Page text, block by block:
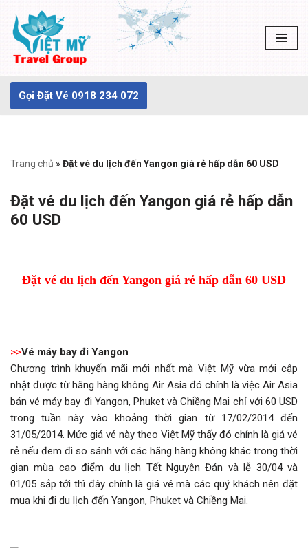
Chuyển
tới
dung
Gọi Đặt Vé 0918 234 072
Trang chủ » Đặt vé du lịch đến Yangon giá rẻ hấp dẫn 60 USD
Đặt vé du lịch đến Yangon giá rẻ hấp dẫn
60 USD
Đặt vé du lịch đến Yangon giá rẻ hấp dẫn 60 USD
>>Vé máy bay đi Yangon
Chương trình khuyến mãi mới nhất mà Việt Mỹ vừa mới cập
nhật được từ hãng hàng không Air Asia đó chính là việc Air Asia
bán vé máy bay đi Yangon, Phuket và Chiềng Mai chỉ với 60 USD
trong tuần này vào khoảng thời gian từ 17/02/2014 đến
31/05/2014. Mức giá vé này theo Việt Mỹ thấy đó chính là giá vé
rẻ nếu đem đi so sánh với các hãng hàng không khác trong thời
gian mùa cao điểm du lịch Tết Nguyên Đán và lễ 30/04 và
01/05 sắp tới thì đây chính là giá vé mà các quý khách nên đặt
mua khi đi du lịch đến Yangon, Phuket và Chiềng Mai.